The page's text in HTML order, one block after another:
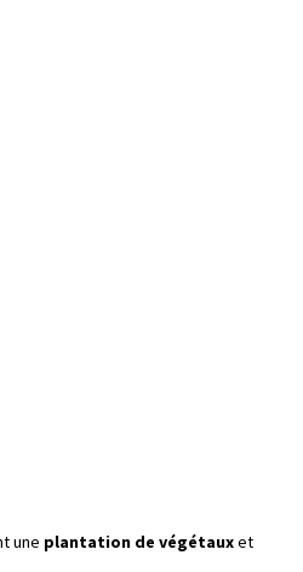
une plantation de végétauxet